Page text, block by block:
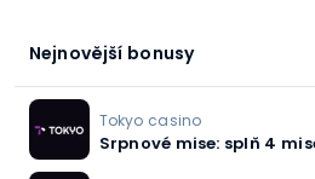
Nejnovější bonusy
Tokyo casino
Srpnové mise: splň 4